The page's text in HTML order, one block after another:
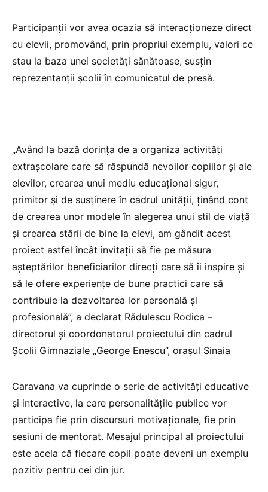
Participanții vor avea ocazia să interacționeze direct
cu elevii, promovând, prin propriul exemplu, valori ce
stau la baza unei societăți sănătoase, susțin
reprezentanții școlii în comunicatul de presă.
„Având la bază dorința de a organiza activități
extrașcolare care să răspundă nevoilor copiilor și ale
elevilor, crearea unui mediu educațional sigur,
primitor și de susținere în cadrul unității, ținând cont
de crearea unor modele în alegerea unui stil de viață
și crearea stării de bine la elevi, am gândit acest
proiect astfel încât invitații să fie pe măsura
așteptărilor beneficiarilor direcți care să îi inspire și
să le ofere experiențe de bune practici care să
contribuie la dezvoltarea lor personală și
profesională”, a declarat Rădulescu Rodica –
directorul și coordonatorul proiectului din cadrul
Școlii Gimnaziale „George Enescu”, orașul Sinaia
Caravana va cuprinde o serie de activități educative
și interactive, la care personalitățile publice vor
participa fie prin discursuri motivaționale, fie prin
sesiuni de mentorat. Mesajul principal al proiectului
este acela că fiecare copil poate deveni un exemplu
pozitiv pentru cei din jur.